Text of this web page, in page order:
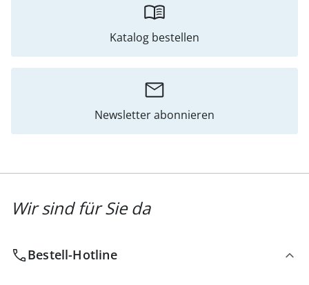
Katalog bestellen
Newsletter abonnieren
Wir sind für Sie da
Bestell-Hotline